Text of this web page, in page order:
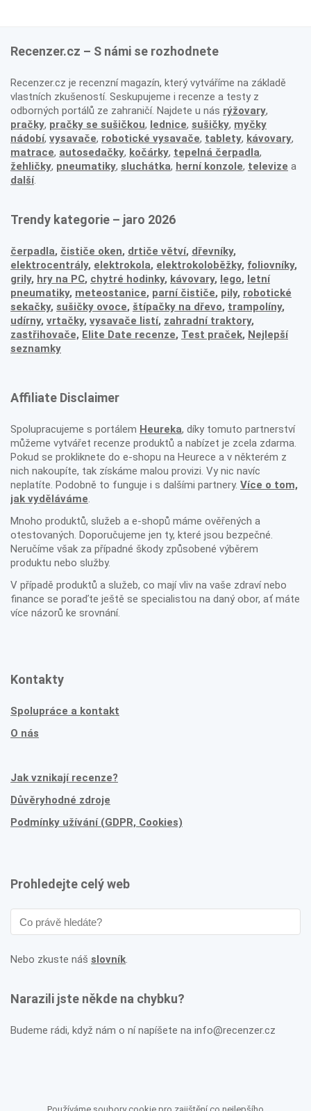
Recenzer.cz – S námi se rozhodnete
Recenzer.cz je recenzní magazín, který vytváříme na základě
vlastních zkušeností. Seskupujeme i recenze a testy z
odborných portálů ze zahraničí. Najdete u nás rýžovary,
pračky, pračky se sušičkou, lednice, sušičky, myčky
nádobí, vysavače, robotické vysavače, tablety, kávovary,
matrace, autosedačky, kočárky, tepelná čerpadla,
žehličky, pneumatiky, sluchátka, herní konzole, televize a
další.
Trendy kategorie – jaro 2026
čerpadla, čističe oken, drtiče větví, dřevníky,
elektrocentrály, elektrokola, elektrokoloběžky, foliovníky,
grily, hry na PC, chytré hodinky, kávovary, lego, letní
pneumatiky, meteostanice, parní čističe, pily, robotické
sekačky, sušičky ovoce, štípačky na dřevo, trampolíny,
udírny, vrtačky, vysavače listí, zahradní traktory,
zastřihovače, Elite Date recenze, Test praček, Nejlepší
seznamky
Affiliate Disclaimer
Spolupracujeme s portálem Heureka, díky tomuto partnerství
můžeme vytvářet recenze produktů a nabízet je zcela zdarma.
Pokud se prokliknete do e-shopu na Heurece a v některém z
nich nakoupíte, tak získáme malou provizi. Vy nic navíc
neplatíte. Podobně to funguje i s dalšími partnery. Více o tom,
jak vyděláváme.
Mnoho produktů, služeb a e-shopů máme ověřených a
otestovaných. Doporučujeme jen ty, které jsou bezpečné.
Neručíme však za případné škody způsobené výběrem
produktu nebo služby.
V případě produktů a služeb, co mají vliv na vaše zdraví nebo
finance se poraďte ještě se specialistou na daný obor, ať máte
více názorů ke srovnání.
Kontakty
Spolupráce a kontakt
O nás
Jak vznikají recenze?
Důvěryhodné zdroje
Podmínky užívání (GDPR, Cookies)
Prohledejte celý web
Nebo zkuste náš slovník.
Narazili jste někde na chybku?
Budeme rádi, když nám o ní napíšete na info@recenzer.cz